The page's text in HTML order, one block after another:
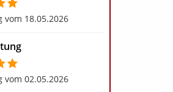
vom 18.05.2026
vom 02.05.2026